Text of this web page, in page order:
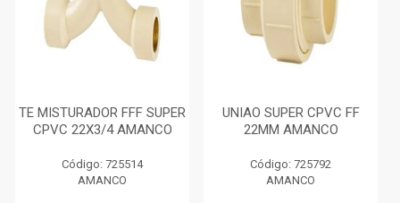
TE MISTURADOR FFF SUPER
CPVC 22X3/4 AMANCO
Código: 725514
AMANCO
UNIAO SUPER CPVC FF
22MM AMANCO
Código: 725792
AMANCO